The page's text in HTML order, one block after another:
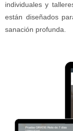
individuales y
están diseñados
sanación profunda.